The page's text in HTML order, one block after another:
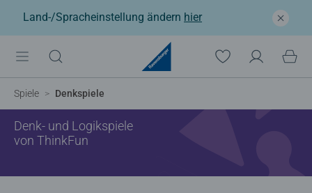
Land-/Spracheinstellung ändern hier
Spiele Denkspiele
Denk- und Logikspiele
von ThinkFun